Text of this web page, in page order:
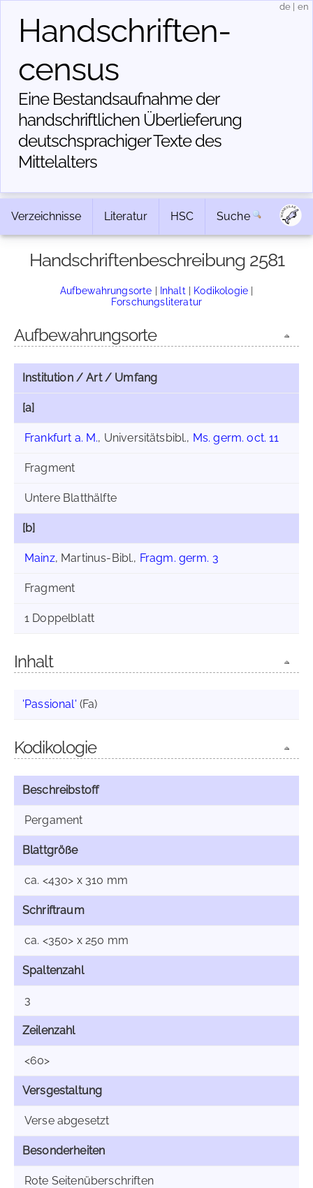
Handschriften­
census
Eine Bestandsaufnahme der
handschriftlichen Über­lieferung
deutschsprachiger Texte des
Mittelalters
de en
Verzeichnisse Literatur HSC Suche
Handschriftenbeschreibung 2581
Aufbewahrungsorte | Inhalt | Kodikologie |
Forschungsliteratur
Aufbewahrungsorte
Institution / Art / Umfang
[a]
Frankfurt a. M., Universitätsbibl., Ms. germ. oct. 11
Fragment
Untere Blatthälfte
[b]
Mainz, Martinus-Bibl., Fragm. germ. 3
Fragment
1 Doppelblatt
Inhalt
'Passional' (Fa)
Kodikologie
Beschreibstoff
Pergament
Blattgröße
ca. <430> x 310 mm
Schriftraum
ca. <350> x 250 mm
Spaltenzahl
3
Zeilenzahl
<60>
Versgestaltung
Verse abgesetzt
Besonderheiten
Rote Seitenüberschriften